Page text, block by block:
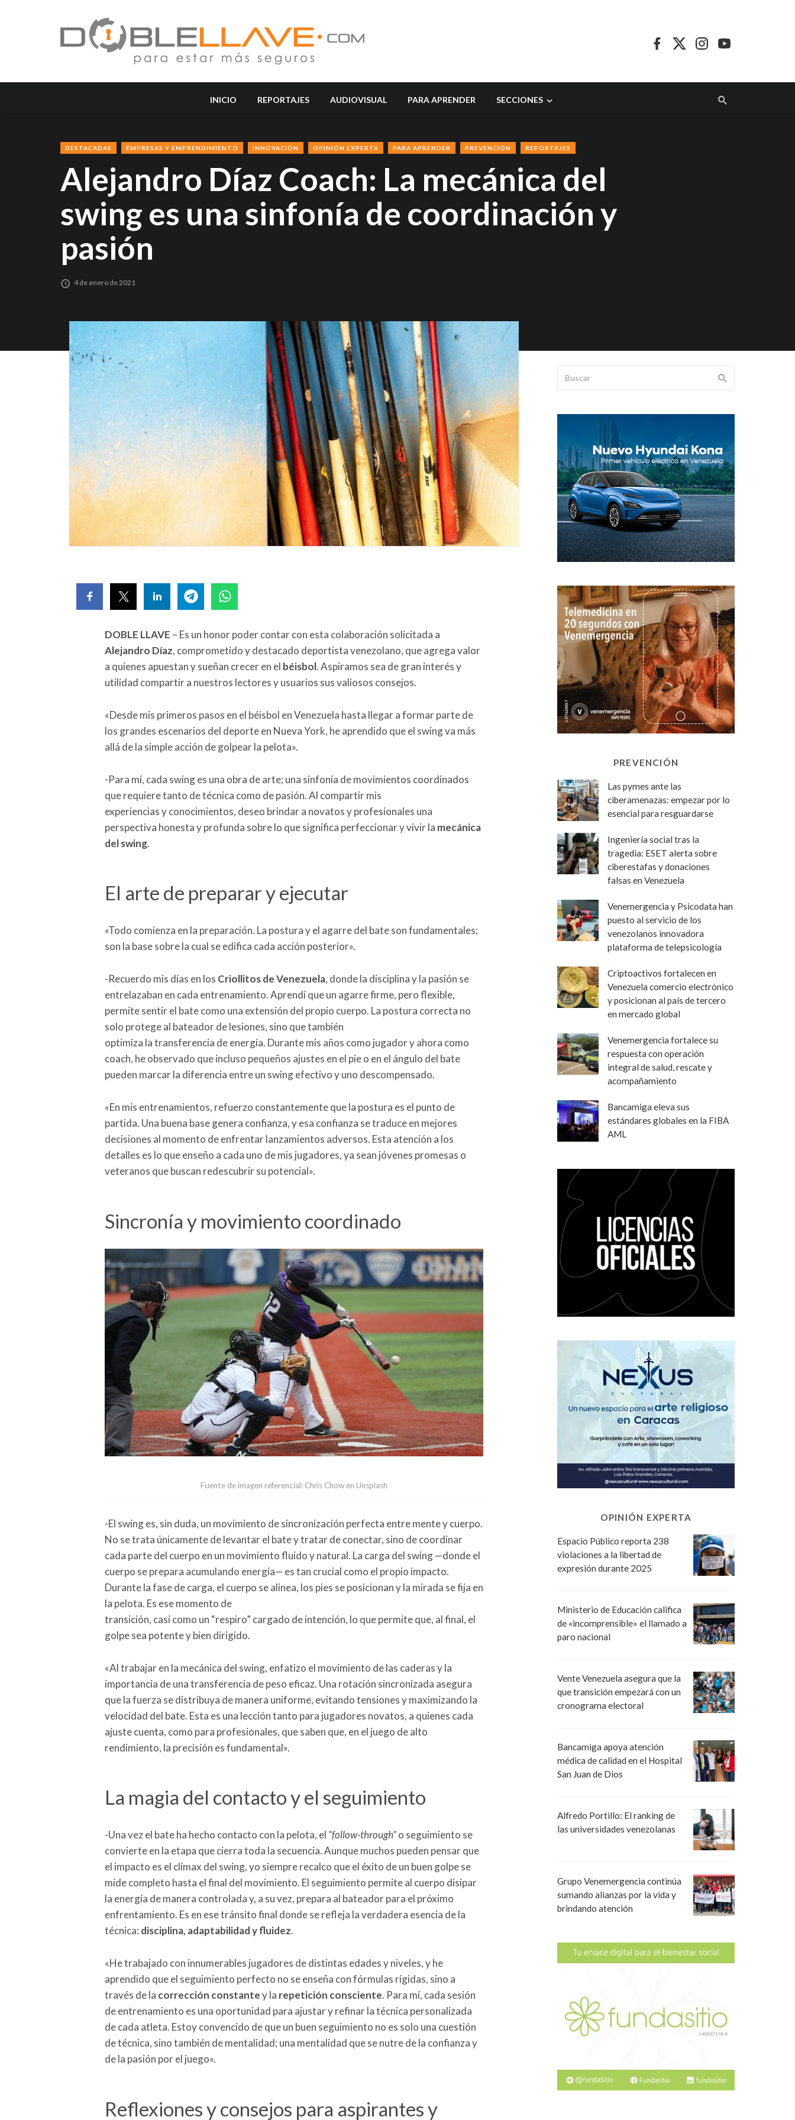
INICIO REPORTAJES AUDIOVISUAL PARA APRENDER SECCIONES
DESTACADAS EMPRESAS Y EMPRENDIMIENTO INNOVACIÓN OPINIÓN EXPERTA PARA APRENDER PREVENCIÓN REPORTAJES
Alejandro Díaz Coach: La mecánica del
swing es una sinfonía de coordinación y
pasión
4 de enero de 2021
DOBLE LLAVE – Es un honor poder contar con esta colaboración solicitada a
Alejandro Díaz, comprometido y destacado deportista venezolano, que agrega valor
a quienes apuestan y sueñan crecer en el béisbol. Aspiramos sea de gran interés y
utilidad compartir a nuestros lectores y usuarios sus valiosos consejos.
«Desde mis primeros pasos en el béisbol en Venezuela hasta llegar a formar parte de
los grandes escenarios del deporte en Nueva York, he aprendido que el swing va más
allá de la simple acción de golpear la pelota».
-Para mí, cada swing es una obra de arte; una sinfonía de movimientos coordinados
que requiere tanto de técnica como de pasión. Al compartir mis
experiencias y conocimientos, deseo brindar a novatos y profesionales una
perspectiva honesta y profunda sobre lo que significa perfeccionar y vivir la mecánica
del swing.
El arte de preparar y ejecutar
«Todo comienza en la preparación. La postura y el agarre del bate son fundamentales;
son la base sobre la cual se edifica cada acción posterior».
-Recuerdo mis días en los Criollitos de Venezuela, donde la disciplina y la pasión se
entrelazaban en cada entrenamiento. Aprendí que un agarre firme, pero flexible,
permite sentir el bate como una extensión del propio cuerpo. La postura correcta no
solo protege al bateador de lesiones, sino que también
optimiza la transferencia de energía. Durante mis años como jugador y ahora como
coach, he observado que incluso pequeños ajustes en el pie o en el ángulo del bate
pueden marcar la diferencia entre un swing efectivo y uno descompensado.
«En mis entrenamientos, refuerzo constantemente que la postura es el punto de
partida. Una buena base genera confianza, y esa confianza se traduce en mejores
decisiones al momento de enfrentar lanzamientos adversos. Esta atención a los
detalles es lo que enseño a cada uno de mis jugadores, ya sean jóvenes promesas o
veteranos que buscan redescubrir su potencial».
Sincronía y movimiento coordinado
Fuente de imagen referencial: Chris Chow en Unsplash
-El swing es, sin duda, un movimiento de sincronización perfecta entre mente y cuerpo.
No se trata únicamente de levantar el bate y tratar de conectar, sino de coordinar
cada parte del cuerpo en un movimiento fluido y natural. La carga del swing —donde el
cuerpo se prepara acumulando energía— es tan crucial como el propio impacto.
Durante la fase de carga, el cuerpo se alinea, los pies se posicionan y la mirada se fija en
la pelota. Es ese momento de
transición, casi como un “respiro” cargado de intención, lo que permite que, al final, el
golpe sea potente y bien dirigido.
«Al trabajar en la mecánica del swing, enfatizo el movimiento de las caderas y la
importancia de una transferencia de peso eficaz. Una rotación sincronizada asegura
que la fuerza se distribuya de manera uniforme, evitando tensiones y maximizando la
velocidad del bate. Esta es una lección tanto para jugadores novatos, a quienes cada
ajuste cuenta, como para profesionales, que saben que, en el juego de alto
rendimiento, la precisión es fundamental».
La magia del contacto y el seguimiento
-Una vez el bate ha hecho contacto con la pelota, el “follow-through”o seguimiento se
convierte en la etapa que cierra toda la secuencia. Aunque muchos pueden pensar que
el impacto es el clímax del swing, yo siempre recalco que el éxito de un buen golpe se
mide completo hasta el final del movimiento. El seguimiento permite al cuerpo disipar
la energía de manera controlada y, a su vez, prepara al bateador para el próximo
enfrentamiento. Es en ese tránsito final donde se refleja la verdadera esencia de la
técnica: disciplina, adaptabilidad y fluidez.
«He trabajado con innumerables jugadores de distintas edades y niveles, y he
aprendido que el seguimiento perfecto no se enseña con fórmulas rígidas, sino a
través de la corrección constantey la repetición consciente. Para mí, cada sesión
de entrenamiento es una oportunidad para ajustar y refinar la técnica personalizada
de cada atleta. Estoy convencido de que un buen seguimiento no es solo una cuestión
de técnica, sino también de mentalidad; una mentalidad que se nutre de la confianza y
de la pasión por el juego».
Reflexiones y consejos para aspirantes y
PREVENCIÓN
Las pymes ante las
ciberamenazas: empezar por lo
esencial para resguardarse
Ingeniería social tras la
tragedia: ESET alerta sobre
ciberestafas y donaciones
falsas en Venezuela
Venemergencia y Psicodata han
puesto al servicio de los
venezolanos innovadora
plataforma de telepsicología
Criptoactivos fortalecen en
Venezuela comercio electrónico
y posicionan al país de tercero
en mercado global
Venemergencia fortalece su
respuesta con operación
integral de salud, rescate y
acompañamiento
Bancamiga eleva sus
estándares globales en la FIBA
AML
OPINIÓN EXPERTA
Espacio Público reporta 238
violaciones a la libertad de
expresión durante 2025
Ministerio de Educación califica
de «incomprensible» el llamado a
paro nacional
Vente Venezuela asegura que la
que transición empezará con un
cronograma electoral
Bancamiga apoya atención
médica de calidad en el Hospital
San Juan de Dios
Alfredo Portillo: El ranking de
las universidades venezolanas
Grupo Venemergencia continúa
sumando alianzas por la vida y
brindando atención